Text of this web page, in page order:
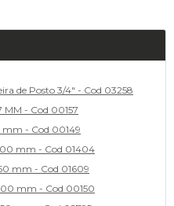
de Posto 3/4" - Cod 03258
MM - Cod 00157
- Cod 00149
mm - Cod 01404
mm - Cod 01609
mm - Cod 00150